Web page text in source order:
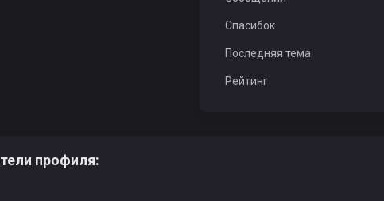
Спасибок
Последняя тема
Рейтинг
профиля: